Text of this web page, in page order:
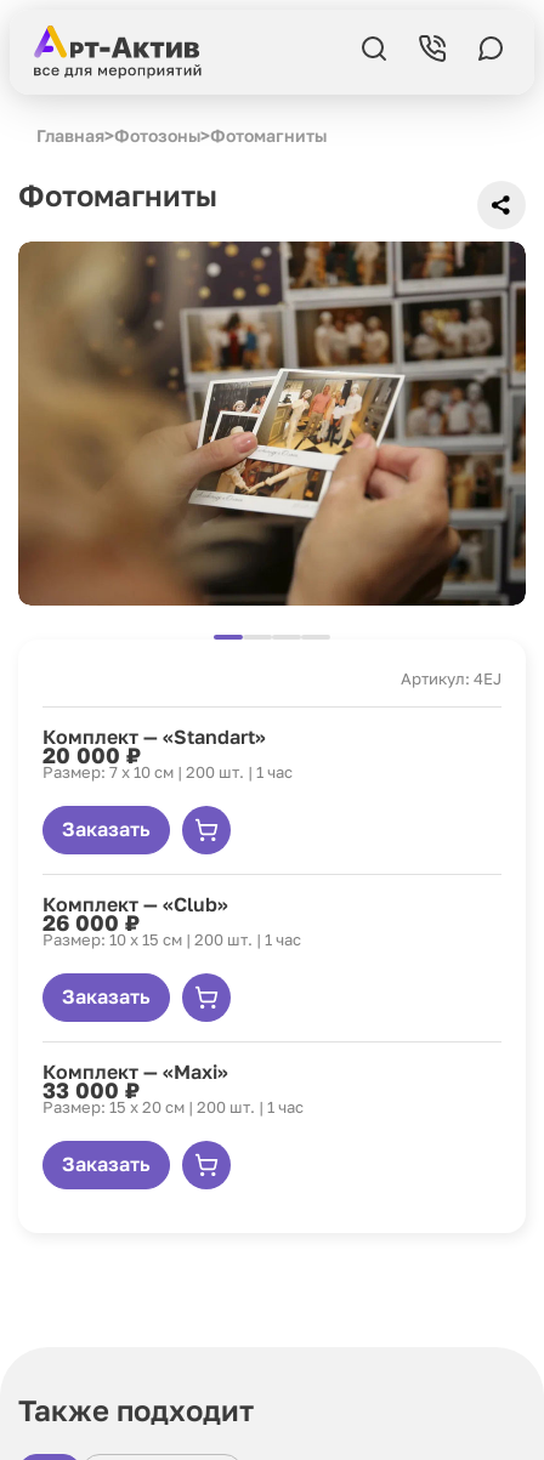
Главная>Фотозоны>Фотомагниты
Фотомагниты
Артикул: 4EJ
Комплект — «Standart»
20 000 ₽
Размер: 7 х 10 см | 200 шт. | 1 час
Заказать
Комплект — «Club»
26 000 ₽
Размер: 10 х 15 см | 200 шт. | 1 час
Заказать
Комплект — «Maxi»
33 000 ₽
Размер: 15 х 20 см | 200 шт. | 1 час
Заказать
Также подходит